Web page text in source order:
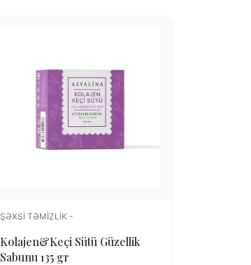
ŞƏXSI TƏMIZLIK -
Kolajen&Keçi Sütü Güzellik
Sabunu 135 gr